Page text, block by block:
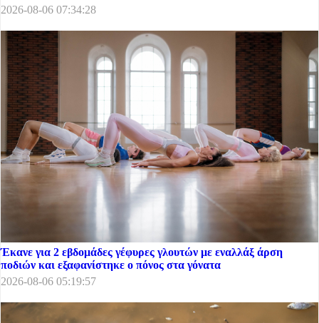
2026-08-06 07:34:28
Έκανε για 2 εβδομάδες γέφυρες γλουτών με εναλλάξ άρση
ποδιών και εξαφανίστηκε ο πόνος στα γόνατα
2026-08-06 05:19:57